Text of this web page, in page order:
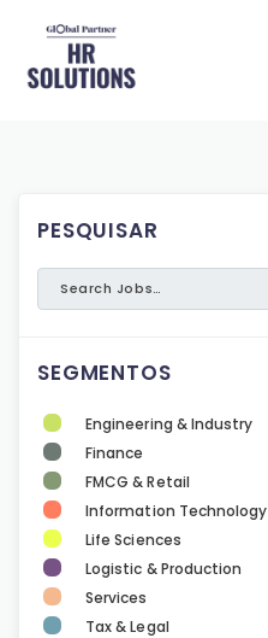
PESQUISAR
SEGMENTOS
Engineering & Industry
Finance
FMCG & Retail
Information Technology
Life Sciences
Logistic & Production
Services
Tax & Legal